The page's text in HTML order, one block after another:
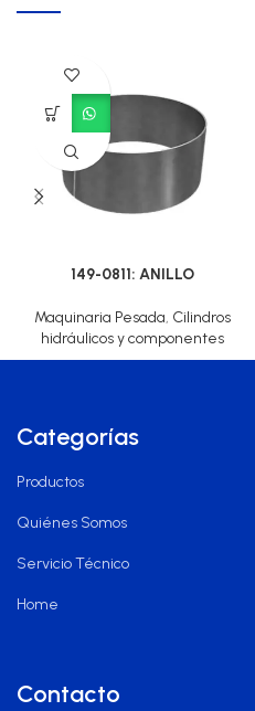
149-0811: ANILLO
Maquinaria Pesada, Cilindros
hidráulicos y componentes
Categorías
Productos
Quiénes Somos
Servicio Técnico
Home
Contacto